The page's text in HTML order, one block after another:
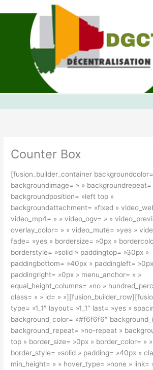
au
Counter Box
[fusion_builder_container
backgroundimage= » »
backgroundposition= »left top »
backgroundattachment= »fixed »
video_mp4= » » video_ogv= » »
overlay_color= » » video_mute= »yes »
fade= »yes » bordersize= »0px »
borderstyle= »solid » paddingtop= »30px »
paddingbottom= »40px » paddingleft=
paddingright= »0px » menu_anchor= » »
equal_height_columns= »no »
class= » » id= »
type= »1_1″ layout= »1_1″ last= »yes »
background_color= »#f6f6f6″
background_repeat= »no-repeat »
top » border_size= »0px » border_color= » »
border_style= »solid » padding= »40px »
min_height= » » hover_type= »none » link=